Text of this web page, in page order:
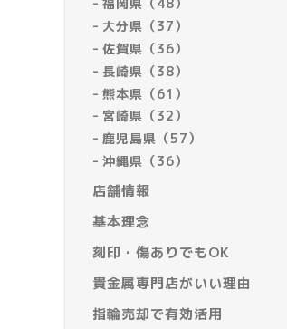
福岡県（48）
大分県（37）
佐賀県（36）
長崎県（38）
熊本県（61）
宮崎県（32）
鹿児島県（57）
沖縄県（36）
店舗情報
基本理念
刻印・傷ありでもOK
貴金属専門店がいい理由
指輪売却で有効活用